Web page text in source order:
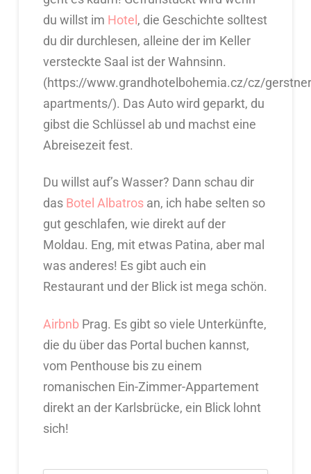
du willst im Hotel, die Geschichte solltest
du dir durchlesen, alleine der im Keller
versteckte Saal ist der Wahnsinn.
(https://www.grandhotelbohemia.cz/cz/
apartments/). Das Auto wird geparkt, du
gibst die Schlüssel ab und machst eine
Abreisezeit fest.
Du willst auf’s Wasser? Dann schau dir
das Botel Albatrosan, ich habe selten so
gut geschlafen, wie direkt auf der
Moldau. Eng, mit etwas Patina, aber mal
was anderes! Es gibt auch ein
Restaurant und der Blick ist mega schön.
AirbnbPrag. Es gibt so viele Unterkünfte,
die du über das Portal buchen kannst,
vom Penthouse bis zu einem
romanischen Ein-Zimmer-Appartement
direkt an der Karlsbrücke, ein Blick lohnt
sich!